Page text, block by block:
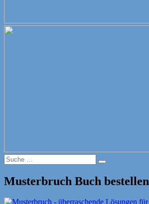
Suche
nach:
Suche
Musterbruch Buch bestellen